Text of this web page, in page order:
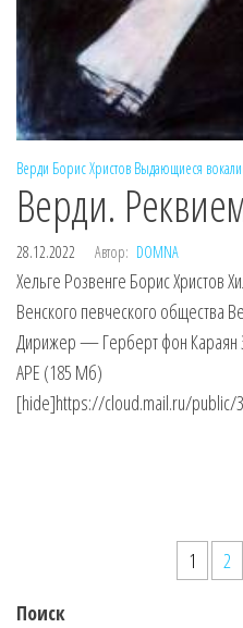
Верди Борис Христов Выдающиеся
Верди.
28.12.2022 Автор: DOMNA
Хельге Розвенге Борис Христов
Венского певческого общества
Дирижер — Герберт фон Караян
APE (185 Мб)
[hide]https://cloud.mail.ru/public/
записей
1 2
Поиск